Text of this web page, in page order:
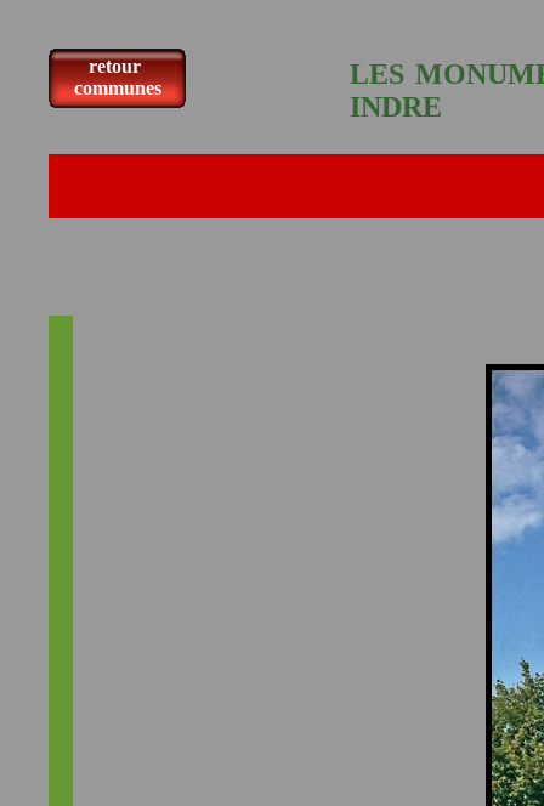
LES
INDRE
retour
communes